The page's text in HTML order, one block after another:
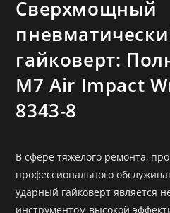
Сверхмощный
гайковерт:
M7 Air Impact
8343-8
В сфере тяжелого ремонта,
профессионального
ударный гайковерт является
инструментом высокой